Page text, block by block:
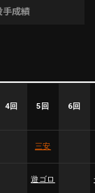
手成績
4回 5回 6回
三安
遊ゴロ